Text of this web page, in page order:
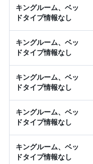
キングルーム、ベッ
ドタイプ情報なし
キングルーム、ベッ
ドタイプ情報なし
キングルーム、ベッ
ドタイプ情報なし
キングルーム、ベッ
ドタイプ情報なし
キングルーム、ベッ
ドタイプ情報なし